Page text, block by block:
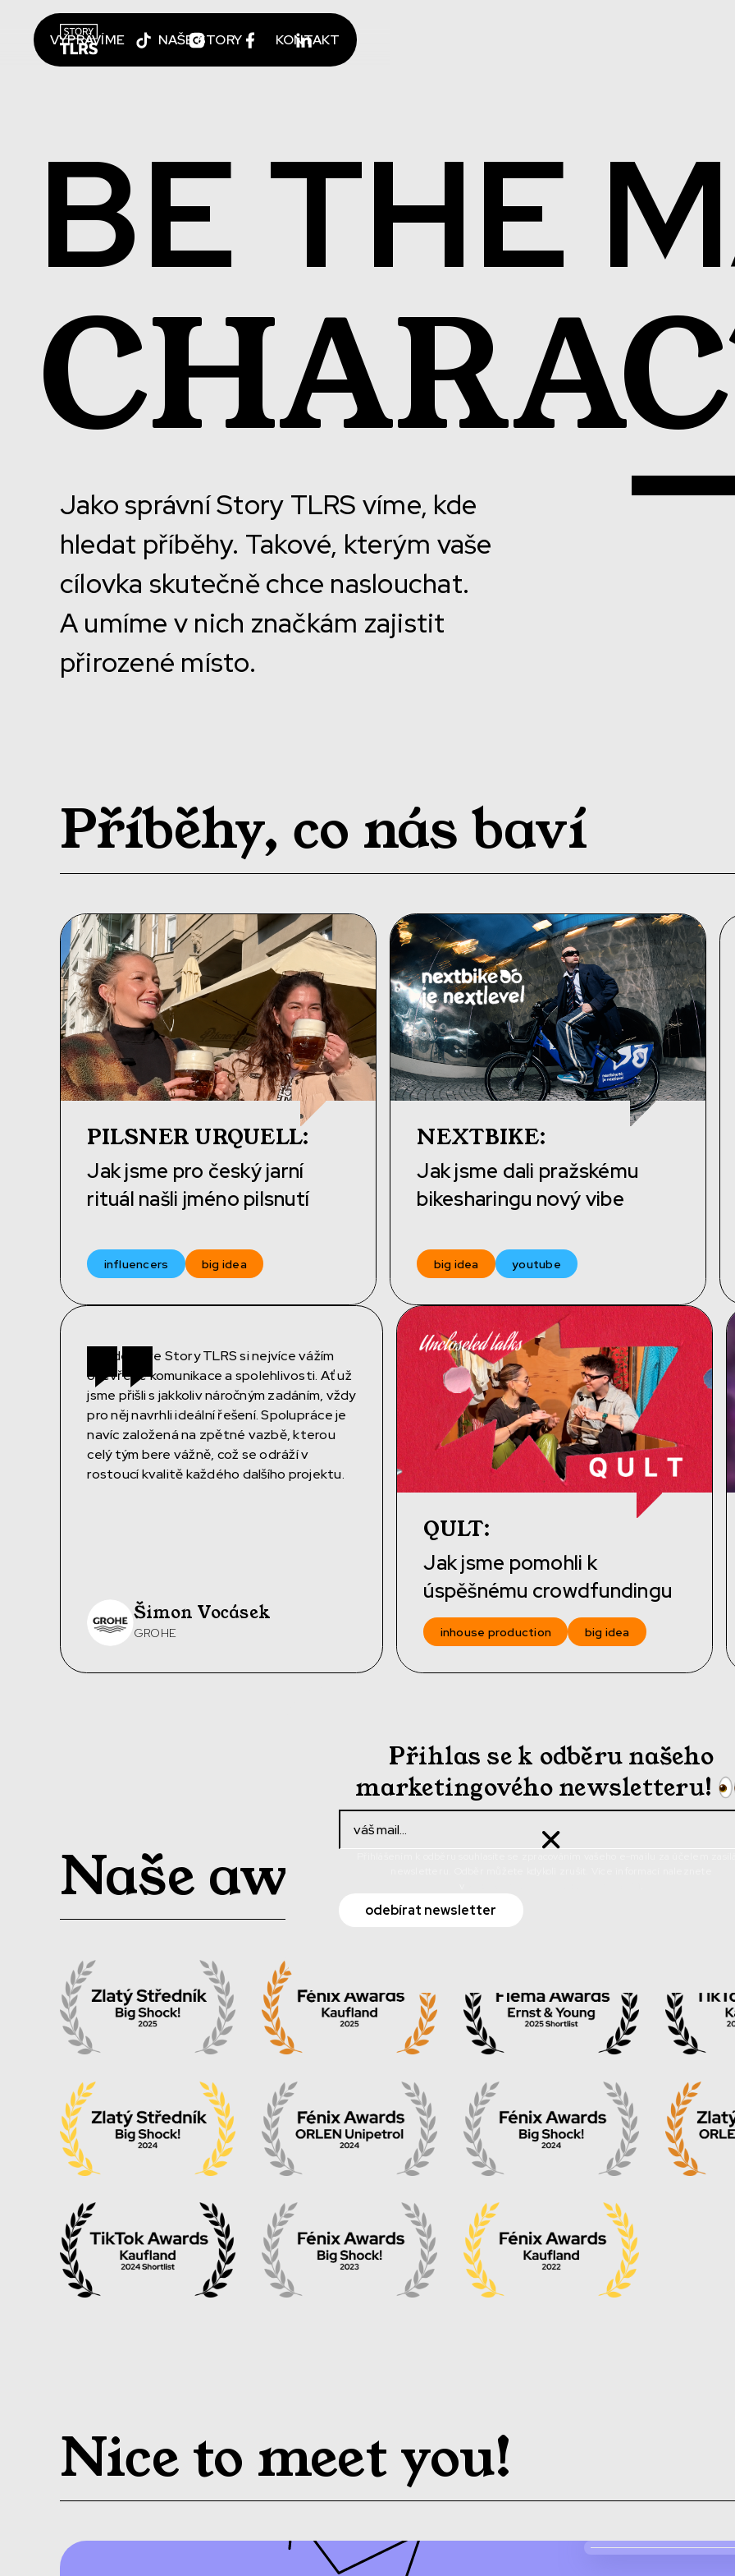
VYPRÁVÍME NAŠE STORY KONTAKT
Přihlas se k odběru našeho
marketingového newsletteru!
BE THE
Jako správní Story TLRS víme, kde
hledat příběhy. Takové, kterým vaše
cílovka skutečně chce naslouchat.
A umíme v nich značkám zajistit
přirozené místo.
Příběhy, co nás baví
PILSNER URQUELL:
Jak jsme pro český jarní
rituál našli jméno pilsnutí
influencers big idea
NEXTBIKE:
Jak jsme dali pražskému
bikesharingu nový vibe
big idea youtube
Na lidech ve Story TLRS si nejvíce vážím
otevřené komunikace a spolehlivosti. Ať už
jsme přišli s jakkoliv náročným zadáním, vždy
pro něj navrhli ideální řešení. Spolupráce je
navíc založená na zpětné vazbě, kterou
celý tým bere vážně, což se odráží v
rostoucí kvalitě každého dalšího projektu.
Šimon Vocásek
GROHE
QULT:
Jak jsme pomohli k
úspěšnému crowdfundingu
inhouse production big idea
Naše awards
Nice to meet you!